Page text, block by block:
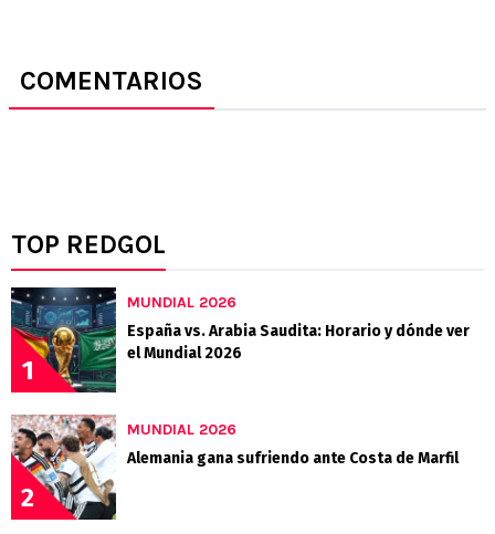
COMENTARIOS
TOP REDGOL
1
MUNDIAL 2026
España vs. Arabia Saudita: Horario y dónde ver
el Mundial 2026
2
MUNDIAL 2026
Alemania gana sufriendo ante Costa de Marfil